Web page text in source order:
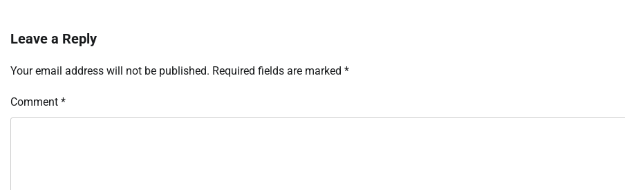
Leave a Reply
Your email address will not be published. Required fields are marked *
Comment *